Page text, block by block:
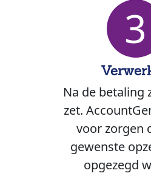
3
Na de betaling
zet.
voor zorgen
gewenste
opgezegd